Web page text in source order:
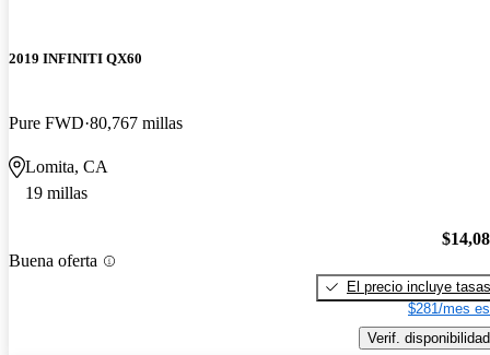
2019 INFINITI QX60
Pure FWD 80,767 millas
Lomita, CA
19 millas
Buena oferta
El precio incluye tasas
$281/mes
Verif. disponibilidad